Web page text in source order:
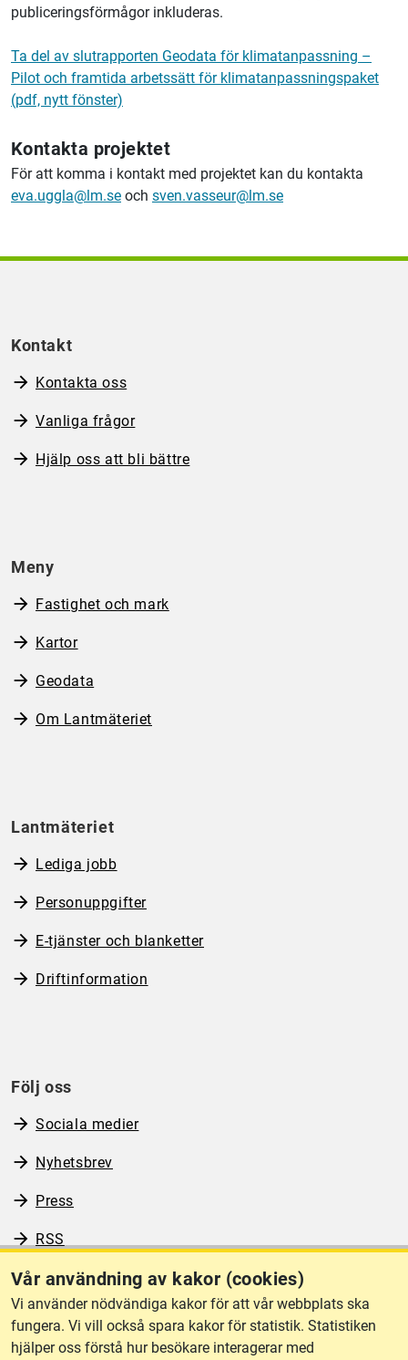
publiceringsförmågor inkluderas.
Ta del av slutrapporten Geodata för klimatanpassning –
Pilot och framtida arbetssätt för klimatanpassningspaket
(pdf, nytt fönster)
Kontakta projektet
För att komma i kontakt med projektet kan du kontakta
eva.uggla@lm.se och sven.vasseur@lm.se
Vår användning av kakor (cookies)
Vi använder nödvändiga kakor för att vår webbplats ska
fungera. Vi vill också spara kakor för statistik. Statistiken
hjälper oss förstå hur besökare interagerar med
Kontakt
Kontakta oss
Vanliga frågor
Hjälp oss att bli bättre
Meny
Fastighet och mark
Kartor
Geodata
Om Lantmäteriet
Lantmäteriet
Lediga jobb
Personuppgifter
E-tjänster och blanketter
Driftinformation
Följ oss
Sociala medier
Nyhetsbrev
Press
RSS
Om webbplatsen